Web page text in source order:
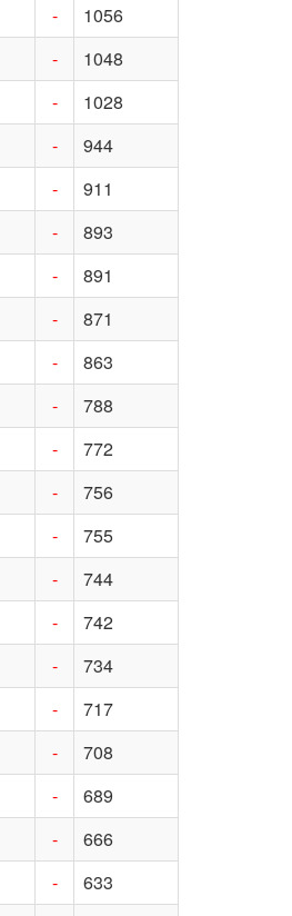
-
1056
-
1048
-
1028
-
944
-
911
-
893
-
891
-
871
-
863
-
788
-
772
-
756
-
755
-
744
-
742
-
734
-
717
-
708
-
689
-
666
-
633